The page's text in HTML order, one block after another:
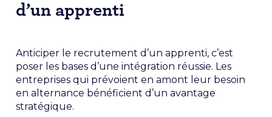
d’un apprenti
Anticiper le recrutement d’un apprenti, c’est
poser les bases d’une intégration réussie. Les
entreprises qui prévoient en amont leur besoin
en alternance bénéficient d’un avantage
stratégique.